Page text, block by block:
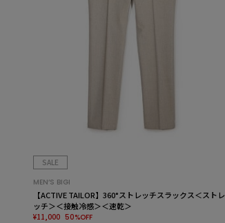
SALE
MEN’S BIGI
【ACTIVE TAILOR】360°ストレッチスラックス＜ストレ
ッチ＞＜接触冷感＞＜速乾＞
¥11,000 50%OFF